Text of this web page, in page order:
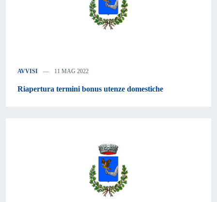
AVVISI 11 MAG 2022
Riapertura termini bonus utenze domestiche